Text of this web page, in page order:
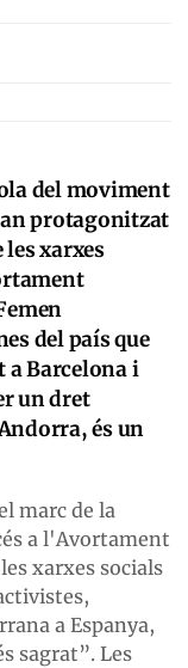
del moviment
protagonitzat
les xarxes
del país que
a Barcelona i
un dret
és un
marc de la
a l'Avortament
xarxes socials
a Espanya,
sagrat”. Les